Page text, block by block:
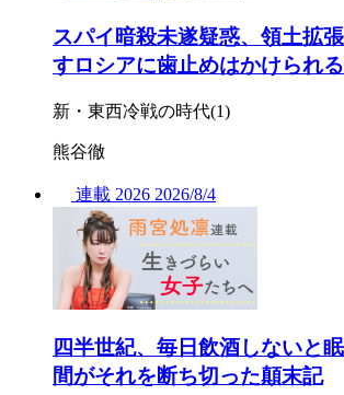
スパイ暗殺未遂疑惑、領土拡
すロシアに歯止めはかけられ
新・東西冷戦の時代(1)
熊谷徹
連載 2026 2026/8/4
四半世紀、毎日飲酒しないと
間がそれを断ち切った顛末記